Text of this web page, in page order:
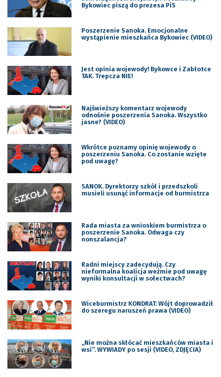
Bykowiec piszą do prezesa PiS
Poszerzenie Sanoka. Emocjonalne
wystąpienie mieszkańca Bykowiec (VIDEO)
Jest opinia wojewody! Bykowce i Zabłotce
TAK. Trepcza NIE!
Najświeższy komentarz wojewody
odnośnie poszerzenia Sanoka. Wszystko
jasne? (VIDEO)
Wkrótce poznamy opinię wojewody o
poszerzeniu Sanoka. Co zostanie wzięte
pod uwagę?
SANOK. Dyrektorzy szkół i przedszkoli
musieli usunąć informacje od burmistrza
Rada miasta za wnioskiem burmistrza o
poszerzenie Sanoka. Odwaga czy
nonszalancja?
Radni miejscy zadecydują. Czy
nieformalna koalicja weźmie pod uwagę
wyniki konsultacji w sołectwach?
Wiceburmistrz KONDRAT: Wójt doprowadził
do szeregu naruszeń prawa (VIDEO)
„Nie można skłócać mieszkańców miasta i
wsi”. WYWIADY po sesji (VIDEO, ZDJĘCIA)